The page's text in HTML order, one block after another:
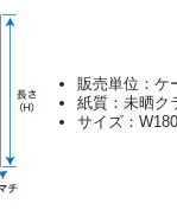
販売単位：ケ
紙質：未晒ク
サイズ：